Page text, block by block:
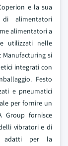
e la sua
alimentatori
alimentatori a
utilizzati nelle
Manufacturing si
integrati con
Festo
e pneumatici
per fornire un
Group fornisce
vibratori e di
adatti per la